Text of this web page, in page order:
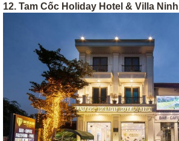
12. Tam Cốc Holiday Hotel & Villa